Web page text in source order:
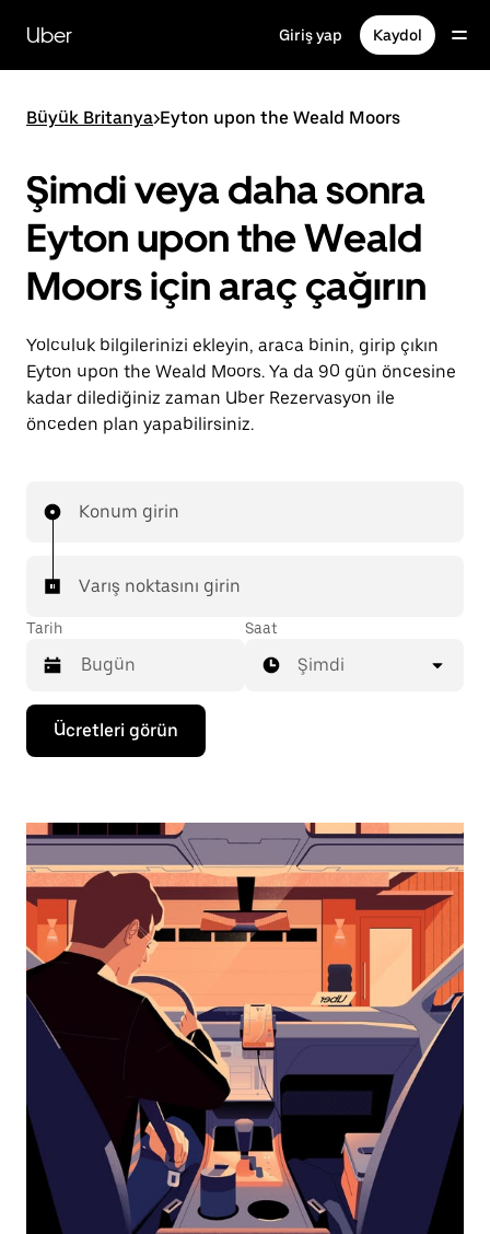
içeriğe
gidinUber Giriş yap Kaydol
Büyük Britanya>Eyton upon the Weald Moors
Şimdi veya daha sonra
Eyton upon the Weald
Moors için araç çağırın
Yolculuk bilgilerinizi ekleyin, araca binin, girip çıkın
Eyton upon the Weald Moors. Ya da 90 gün öncesine
kadar dilediğiniz zaman Uber Rezervasyon ile
önceden plan yapabilirsiniz.
Konum girin
Varış noktasını girin
Tarih
Takvimle
etkileşime
geçmek
seçmek
aşağı
ok
tuşuna
basın.
Takvimi
kapatmak
için
escape
tuşuna
basın.
Saat
Şimdi
Ücretleri görün